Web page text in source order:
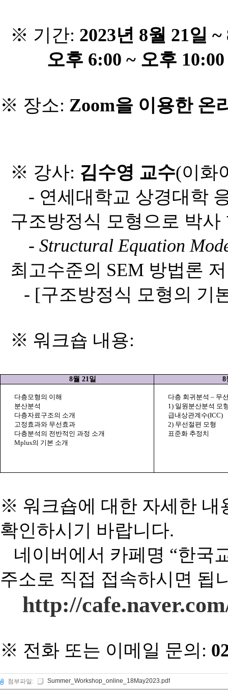
※ 기간: 2023년 8월 21일 ~
오후 6:00 ~ 오후 10:00
※ 장소: Zoom을 이용한 온
※ 강사: 김수영 교수(이화
- 연세대학교 상경대학
구조방정식 모형으로 박사
- Structural Equation
최고수준의 SEM 방법론
- [구조방정식 모형의 기
※ 워크숍 내용:
8월 21일 8
다층모형의 이해
분산분석
다층자료구조의 소개
고정효과와 무선효과
다층분석의 전반적인 과정 소개
Mplus의 기본 소개
다층 회귀분석 – 무
1) 일원분산분석 모
급내상관계수(ICC)
2) 무선절편 모형
표준화 추정치
※ 워크숍에 대한 자세한 내
확인하시기 바랍니다.
네이버에서 카페명 “한국
주소로 직접 접속하시면 됩
http://
※ 전화 또는 이메일 문의 :
첨부파일: Summer_Workshop_online_18May2023.pdf